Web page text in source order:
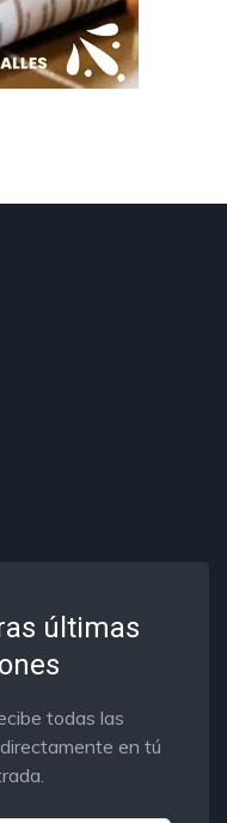
últimas
todas las
en tú